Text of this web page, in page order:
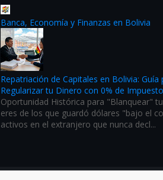
Banca, Economía y Finanzas en Bolivia
Repatriación de Capitales en Bolivia: Guía
Regularizar tu Dinero con 0% de Impuesto
Oportunidad Histórica para "Blanquear"
eres de los que guardó dólares "bajo el
activos en el extranjero que nunca decl...